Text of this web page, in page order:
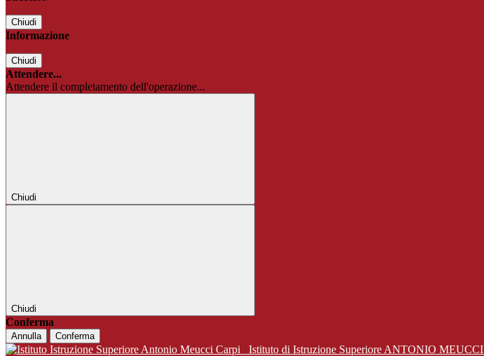
Chiudi
Informazione
Chiudi
Attendere...
Attendere il completamento dell'operazione...
Chiudi
Chiudi
Conferma
Annulla Conferma
Istituto di Istruzione Superiore ANTONIO MEUCCI